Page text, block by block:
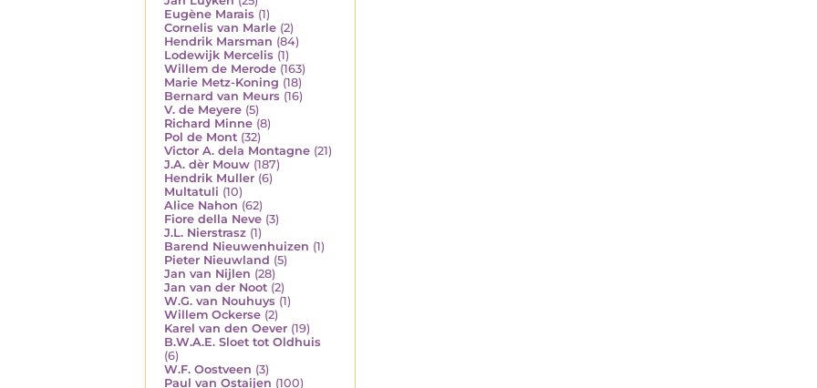
Eugène Marais (1)
Cornelis van Marle (2)
Hendrik Marsman (84)
Lodewijk Mercelis (1)
Willem de Merode (163)
Marie Metz-Koning (18)
Bernard van Meurs (16)
V. de Meyere (5)
Richard Minne (8)
Pol de Mont (32)
Victor A. dela Montagne (21)
J.A. dèr Mouw (187)
Hendrik Muller (6)
Multatuli (10)
Alice Nahon (62)
Fiore della Neve (3)
J.L. Nierstrasz (1)
Barend Nieuwenhuizen (1)
Pieter Nieuwland (5)
Jan van Nijlen (28)
Jan van der Noot (2)
W.G. van Nouhuys (1)
Willem Ockerse (2)
Karel van den Oever (19)
B.W.A.E. Sloet tot Oldhuis
(6)
W.F. Oostveen (3)
Paul van Ostaijen (100)